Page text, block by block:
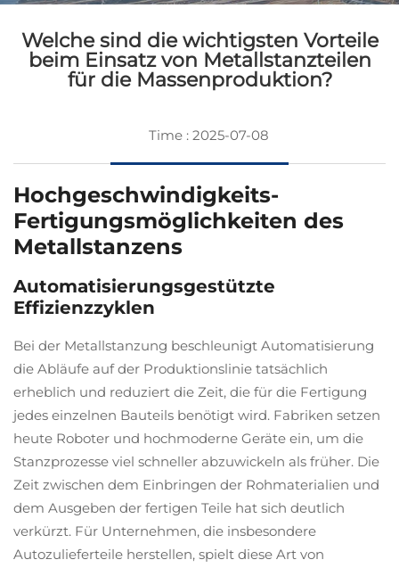
Welche sind die wichtigsten Vorteile
beim Einsatz von Metallstanzteilen
für die Massenproduktion?
Time : 2025-07-08
Hochgeschwindigkeits-
Fertigungsmöglichkeiten des
Metallstanzens
Automatisierungsgestützte
Effizienzzyklen
Bei der Metallstanzung beschleunigt Automatisierung
die Abläufe auf der Produktionslinie tatsächlich
erheblich und reduziert die Zeit, die für die Fertigung
jedes einzelnen Bauteils benötigt wird. Fabriken setzen
heute Roboter und hochmoderne Geräte ein, um die
Stanzprozesse viel schneller abzuwickeln als früher. Die
Zeit zwischen dem Einbringen der Rohmaterialien und
dem Ausgeben der fertigen Teile hat sich deutlich
verkürzt. Für Unternehmen, die insbesondere
Autozulieferteile herstellen, spielt diese Art von